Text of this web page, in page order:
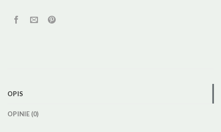
OPIS
OPINIE (0)